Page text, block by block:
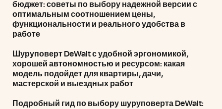
бюджет: советы по выбору надежной версии с
оптимальным соотношением цены,
функциональности и реального удобства в
работе
Шуруповерт DeWalt с удобной эргономикой,
хорошей автономностью и ресурсом: какая
модель подойдет для квартиры, дачи,
мастерской и выездных работ
Подробный гид по выбору шуруповерта DeWalt: